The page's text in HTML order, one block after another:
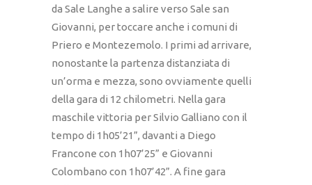
da Sale Langhe a salire verso Sale san
Giovanni, per toccare anche i comuni di
Priero e Montezemolo. I primi ad arrivare,
nonostante la partenza distanziata di
un’orma e mezza, sono ovviamente quelli
della gara di 12 chilometri. Nella gara
maschile vittoria per Silvio Galliano con il
tempo di 1h05’21”, davanti a Diego
Francone con 1h07’25” e Giovanni
Colombano con 1h07’42”. A fine gara